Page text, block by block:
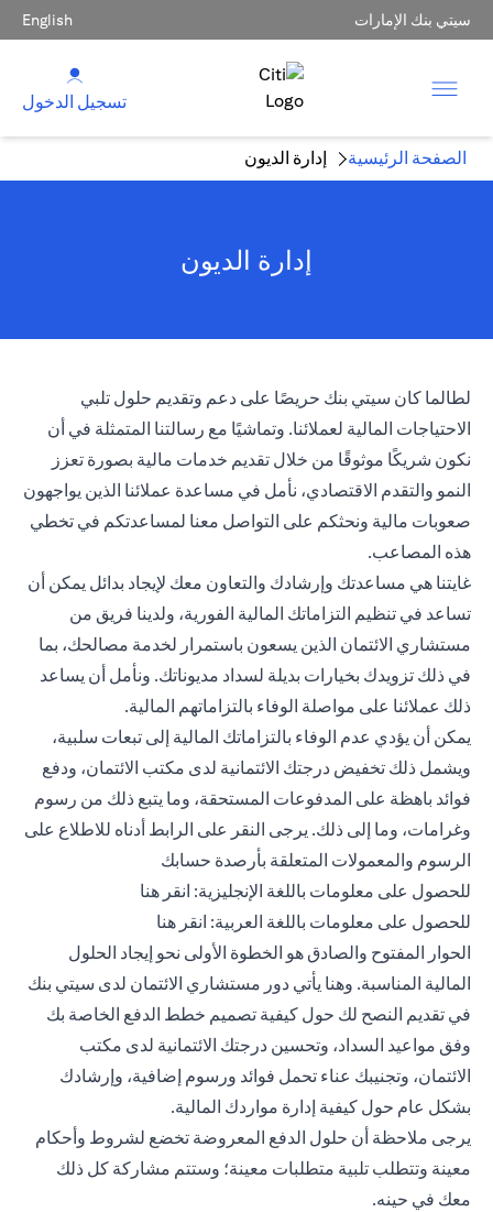
سيتي بنك الإمارات English
تسجيل الدخول
الصفحة الرئيسية إدارة الديون
إدارة الديون
لطالما كان سيتي بنك حريصًا على دعم وتقديم حلول تلبي
الاحتياجات المالية لعملائنا. وتماشيًا مع رسالتنا المتمثلة في أن
نكون شريكًا موثوقًا من خلال تقديم خدمات مالية بصورة تعزز
النمو والتقدم الاقتصادي، نأمل في مساعدة عملائنا الذين يواجهون
صعوبات مالية ونحثكم على التواصل معنا لمساعدتكم في تخطي
هذه المصاعب.
غايتنا هي مساعدتك وإرشادك والتعاون معك لإيجاد بدائل يمكن أن
تساعد في تنظيم التزاماتك المالية الفورية، ولدينا فريق من
مستشاري الائتمان الذين يسعون باستمرار لخدمة مصالحك، بما
في ذلك تزويدك بخيارات بديلة لسداد مديوناتك. ونأمل أن يساعد
ذلك عملائنا على مواصلة الوفاء بالتزاماتهم المالية.
يمكن أن يؤدي عدم الوفاء بالتزاماتك المالية إلى تبعات سلبية،
ويشمل ذلك تخفيض درجتك الائتمانية لدى مكتب الائتمان، ودفع
فوائد باهظة على المدفوعات المستحقة، وما يتبع ذلك من رسوم
وغرامات، وما إلى ذلك. يرجى النقر على الرابط أدناه للاطلاع على
الرسوم والمعمولات المتعلقة بأرصدة حسابك
للحصول على معلومات باللغة الإنجليزية: انقر هنا
للحصول على معلومات باللغة العربية: انقر هنا
الحوار المفتوح والصادق هو الخطوة الأولى نحو إيجاد الحلول
المالية المناسبة. وهنا يأتي دور مستشاري الائتمان لدى سيتي بنك
في تقديم النصح لك حول كيفية تصميم خطط الدفع الخاصة بك
وفق مواعيد السداد، وتحسين درجتك الائتمانية لدى مكتب
الائتمان، وتجنيبك عناء تحمل فوائد ورسوم إضافية، وإرشادك
بشكل عام حول كيفية إدارة مواردك المالية.
يرجى ملاحظة أن حلول الدفع المعروضة تخضع لشروط وأحكام
معينة وتتطلب تلبية متطلبات معينة؛ وستتم مشاركة كل ذلك
معك في حينه.